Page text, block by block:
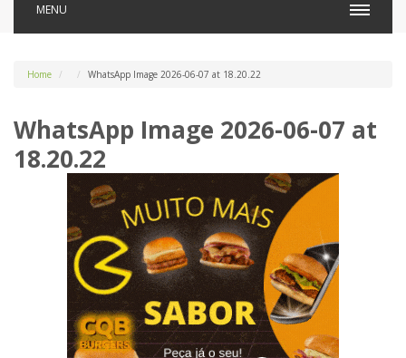
MENU
Home WhatsApp Image 2026-06-07 at 18.20.22
WhatsApp Image 2026-06-07 at
18.20.22